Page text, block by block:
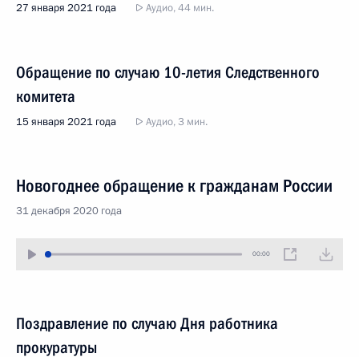
27 января 2021 года Аудио, 44 мин.
Обращение по случаю 10-летия Следственного
комитета
15 января 2021 года Аудио, 3 мин.
Новогоднее обращение к гражданам России
31 декабря 2020 года
00:00
Поздравление по случаю Дня работника
прокуратуры